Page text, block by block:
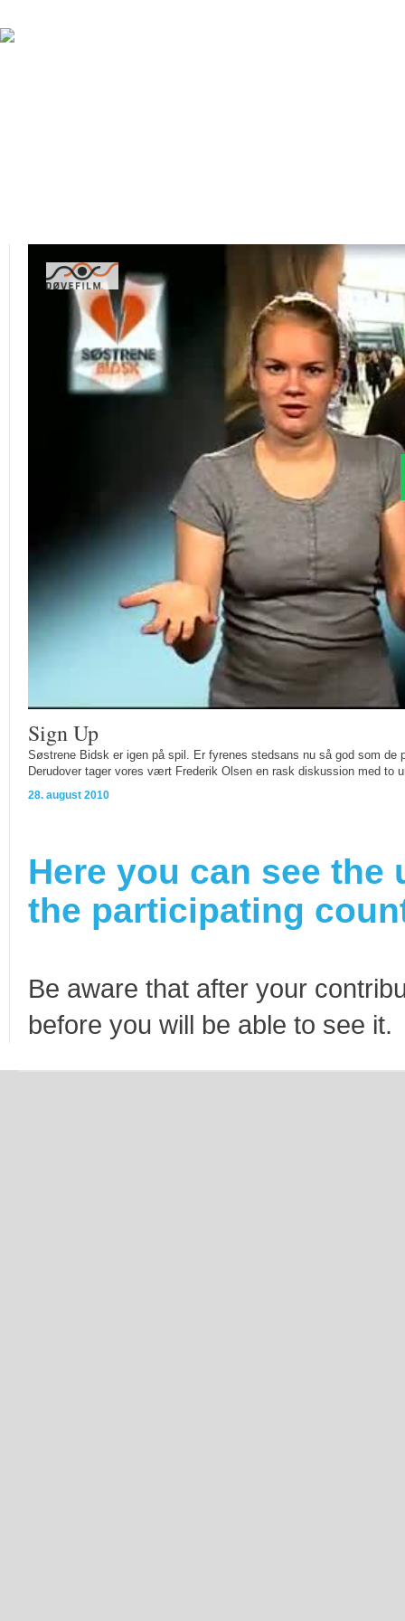
Sign Up
Søstrene Bidsk er igen på spil. Er fyrenes stedsans nu så god som
Derudover tager vores vært Frederik Olsen en rask diskussion med to
28. august 2010
Here you can see
the participating
Be aware that after your
before you will be able to see it.